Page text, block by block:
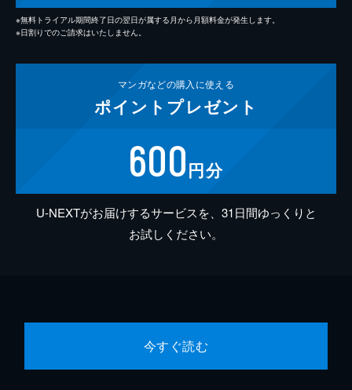
※無料トライアル期間終了日の翌日が属する月から月額料金が発生します。
※日割りでのご請求はいたしません。
マンガなどの購入に使える
ポイント プレゼント
600円分
U-NEXTがお届けするサービスを、31日間ゆっくりと
お試しください。
今すぐ読む